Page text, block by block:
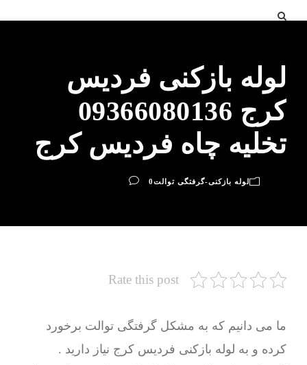
لوله بازکنی فردیس
کرج 09366080136
تخلیه چاه فردیس کرج
لوله بازکنی-گرفتگی توالت0
Rate this post
ما می دانیم که به مشکل گرفتگی توالت برخورد
کرده و به لوله بازکنی فردیس کرج نیاز دارید .